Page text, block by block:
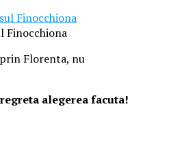
Finocchiona
Florenta, nu
alegerea facuta!